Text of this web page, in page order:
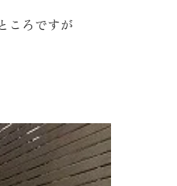
ろですが